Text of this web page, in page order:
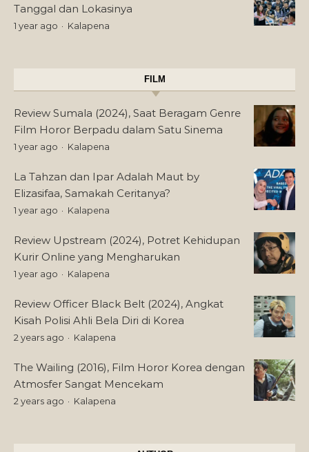
Tanggal dan Lokasinya
1 year ago Kalapena
FILM
Review Sumala (2024), Saat Beragam Genre
Film Horor Berpadu dalam Satu Sinema
1 year ago Kalapena
La Tahzan dan Ipar Adalah Maut by
Elizasifaa, Samakah Ceritanya?
1 year ago Kalapena
Review Upstream (2024), Potret Kehidupan
Kurir Online yang Mengharukan
1 year ago Kalapena
Review Officer Black Belt (2024), Angkat
Kisah Polisi Ahli Bela Diri di Korea
2 years ago Kalapena
The Wailing (2016), Film Horor Korea dengan
Atmosfer Sangat Mencekam
2 years ago Kalapena